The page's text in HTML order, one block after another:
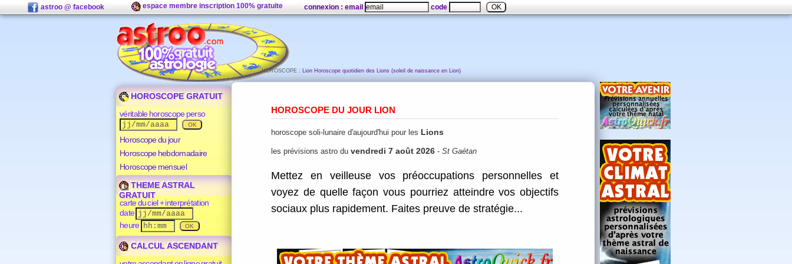
astroo @ facebook espace membre inscription 100% gratuite connexion : email code
HOROSCOPE : Lion Horoscope quotidien des Lions (soleil de naissance en Lion)
HOROSCOPE GRATUIT
véritable horoscope perso
Horoscope du jour
Horoscope hebdomadaire
Horoscope mensuel
THEME ASTRAL
GRATUIT
carte du ciel + interprétation
date
heure
CALCUL ASCENDANT
HOROSCOPE DU JOUR LION
horoscope soli-lunaire d'aujourd'hui pour les Lions
les prévisions astro du vendredi 7 août 2026 - St Gaétan
Mettez en veilleuse vos préoccupations personnelles et
voyez de quelle façon vous pourriez atteindre vos objectifs
sociaux plus rapidement. Faites preuve de stratégie...